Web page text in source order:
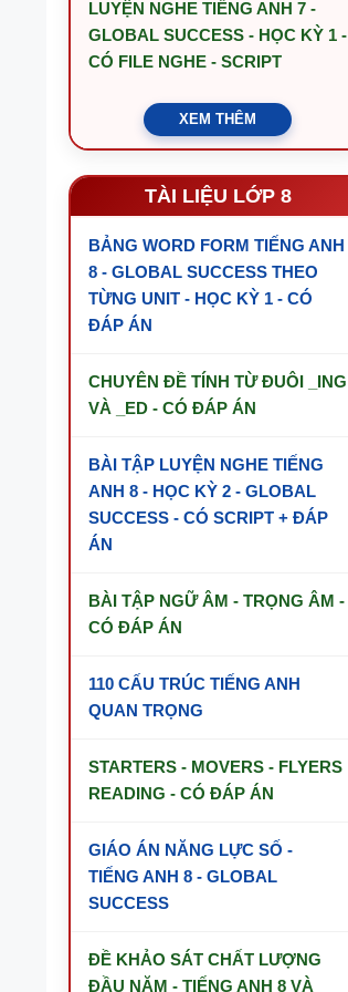
LUYỆN NGHE TIẾNG ANH 7 -
GLOBAL SUCCESS - HỌC KỲ 1 -
CÓ FILE NGHE - SCRIPT
XEM THÊM
TÀI LIỆU LỚP 8
BẢNG WORD FORM TIẾNG ANH
8 - GLOBAL SUCCESS THEO
TỪNG UNIT - HỌC KỲ 1 - CÓ
ĐÁP ÁN
CHUYÊN ĐỀ TÍNH TỪ ĐUÔI _ING
VÀ _ED - CÓ ĐÁP ÁN
BÀI TẬP LUYỆN NGHE TIẾNG
ANH 8 - HỌC KỲ 2 - GLOBAL
SUCCESS - CÓ SCRIPT + ĐÁP
ÁN
BÀI TẬP NGỮ ÂM - TRỌNG ÂM -
CÓ ĐÁP ÁN
110 CẤU TRÚC TIẾNG ANH
QUAN TRỌNG
STARTERS - MOVERS - FLYERS
READING - CÓ ĐÁP ÁN
GIÁO ÁN NĂNG LỰC SỐ -
TIẾNG ANH 8 - GLOBAL
SUCCESS
ĐỀ KHẢO SÁT CHẤT LƯỢNG
ĐẦU NĂM - TIẾNG ANH 8 VÀ